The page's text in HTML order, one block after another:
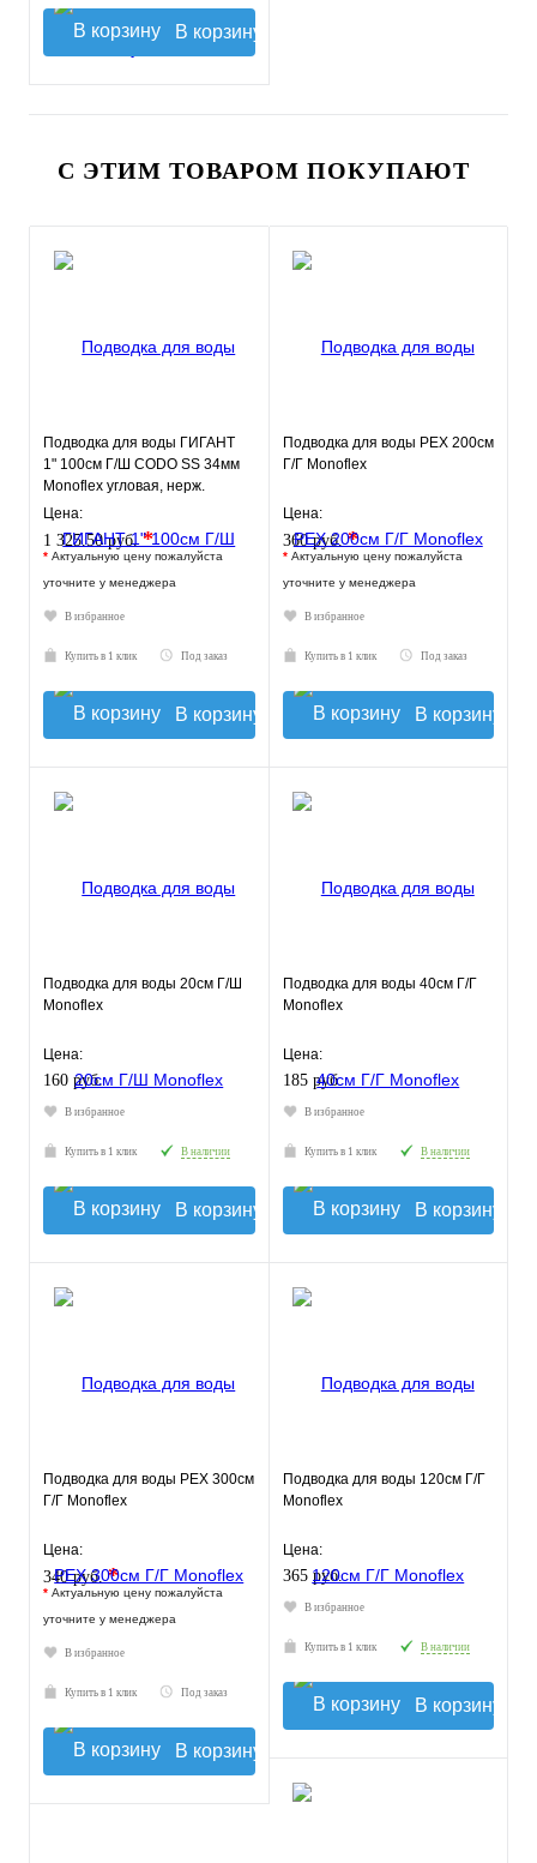
В корзину
С ЭТИМ ТОВАРОМ ПОКУПАЮТ
Подводка для воды ГИГАНТ
1" 100см Г/Ш CODO SS 34мм
Monoflex угловая, нерж.
оплетка
Цена:
1 325.50 руб.*
* Актуальную цену пожалуйста
уточните у менеджера
В избранное
Купить в 1 клик Под заказ
В корзину
Подводка для воды РЕХ 200см
Г/Г Monoflex
Цена:
360 руб.*
* Актуальную цену пожалуйста
уточните у менеджера
В избранное
Купить в 1 клик Под заказ
В корзину
Подводка для воды 20см Г/Ш
Monoflex
Цена:
160 руб.
В избранное
Купить в 1 клик В наличии
В корзину
Подводка для воды 40см Г/Г
Monoflex
Цена:
185 руб.
В избранное
Купить в 1 клик В наличии
В корзину
Подводка для воды РЕХ 300см
Г/Г Monoflex
Цена:
340 руб.*
* Актуальную цену пожалуйста
уточните у менеджера
В избранное
Купить в 1 клик Под заказ
В корзину
Подводка для воды 120см Г/Г
Monoflex
Цена:
365 руб.
В избранное
Купить в 1 клик В наличии
В корзину